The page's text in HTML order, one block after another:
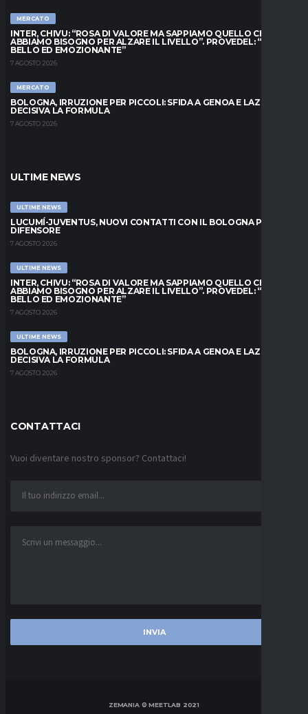
MERCATO
INTER, CHIVU: “ROSA DI VALORE MA SAPPIAMO QUELLO CHE
ABBIAMO BISOGNO PER ALZARE IL LIVELLO”. PROVEDEL: “MESE
BELLO ED EMOZIONANTE”
7 AGOSTO 2026
MERCATO
BOLOGNA, IRRUZIONE PER PICCOLI: SFIDA A GENOA E LAZIO,
DECISIVA LA FORMULA
7 AGOSTO 2026
ULTIME NEWS
ULTIME NEWS
LUCUMÍ-JUVENTUS, NUOVI CONTATTI CON IL BOLOGNA PER IL
DIFENSORE
7 AGOSTO 2026
ULTIME NEWS
INTER, CHIVU: “ROSA DI VALORE MA SAPPIAMO QUELLO CHE
ABBIAMO BISOGNO PER ALZARE IL LIVELLO”. PROVEDEL: “MESE
BELLO ED EMOZIONANTE”
7 AGOSTO 2026
ULTIME NEWS
BOLOGNA, IRRUZIONE PER PICCOLI: SFIDA A GENOA E LAZIO,
DECISIVA LA FORMULA
7 AGOSTO 2026
CONTATTACI
Vuoi diventare nostro sponsor? Contattaci!
ZEMANIA © MEETLAB 2021